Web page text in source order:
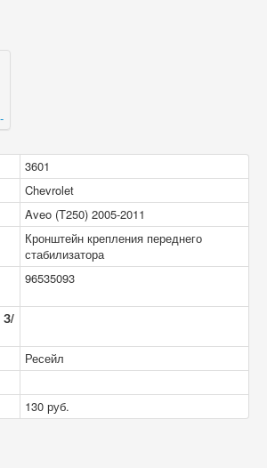
3601
Chevrolet
Aveo (T250) 2005-2011
Кронштейн крепления переднего
стабилизатора
96535093
З/
Ресейл
130 руб.